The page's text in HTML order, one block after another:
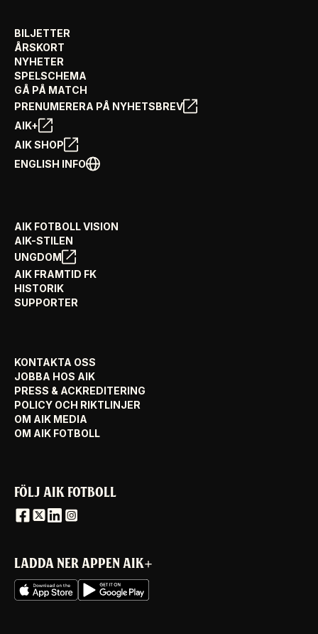
BILJETTER
ÅRSKORT
NYHETER
SPELSCHEMA
GÅ PÅ MATCH
PRENUMERERA PÅ NYHETSBREV
AIK+
AIK SHOP
ENGLISH INFO
AIK FOTBOLL VISION
AIK-STILEN
UNGDOM
AIK FRAMTID FK
HISTORIK
SUPPORTER
KONTAKTA OSS
JOBBA HOS AIK
PRESS & ACKREDITERING
POLICY OCH RIKTLINJER
OM AIK MEDIA
OM AIK FOTBOLL
FÖLJ AIK FOTBOLL
LADDA NER APPEN AIK+